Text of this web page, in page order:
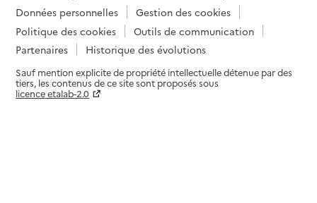
Données personnelles
Gestion des cookies
Politique des cookies
Outils de communication
Partenaires
Historique des évolutions
Sauf mention explicite de propriété intellectuelle détenue par des
tiers, les contenus de ce site sont proposés sous
licence etalab-2.0